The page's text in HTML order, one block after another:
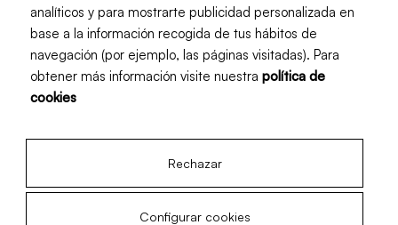
Feria
Zummo en EuroShop 2026
22 Feb, 2026· Düsseldorf
analíticos y para mostrarte publicidad personalizada en
base a la información recogida de tus hábitos de
navegación (por ejemplo, las páginas visitadas). Para
obtener más información visite nuestra política de
cookies
Rechazar
Configurar cookies